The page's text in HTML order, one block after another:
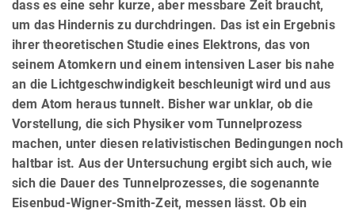
dass es eine sehr kurze, aber messbare Zeit braucht,
um das Hindernis zu durchdringen. Das ist ein Ergebnis
ihrer theoretischen Studie eines Elektrons, das von
seinem Atomkern und einem intensiven Laser bis nahe
an die Lichtgeschwindigkeit beschleunigt wird und aus
dem Atom heraus tunnelt. Bisher war unklar, ob die
Vorstellung, die sich Physiker vom Tunnelprozess
machen, unter diesen relativistischen Bedingungen noch
haltbar ist. Aus der Untersuchung ergibt sich auch, wie
sich die Dauer des Tunnelprozesses, die sogenannte
Eisenbud-Wigner-Smith-Zeit, messen lässt. Ob ein